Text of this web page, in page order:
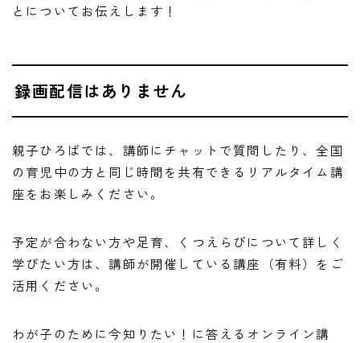
とについてお伝えします！
録画配信はありません
親子ひろばでは、講師にチャットで質問したり、全国
の育児中の方と同じ時間を共有できるリアルタイム講
座をお楽しみください。
予定が合わない方や足育、くつえらびについて詳しく
学びたい方は、講師が開催している講座（有料）をご
活用ください。
わが子のために今知りたい！に答えるオンライン講